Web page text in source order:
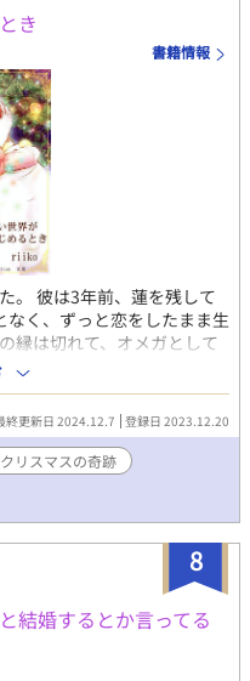
とになり、 そのおいしさ
賛するほどのものであっ
の進行が進んでいることを
なる。 その討伐遠征の無事
めに遠征に持っていくため
感情を抑えきれなくなった
る。 しかしそのキスが事件
手に自分の婚約者と語るエ
誘拐されてしまった。 御城
もの時間をかけてしまい、
スは部下に責められ、そこ
づく。 御城が目覚めてか
独占欲を発動し、 御城を自
。 果たして、御城は聖なる
のか？ そして御城とヴァニ
編完結済みです。 呼んで
譚や本編で回収しきれてい
定です。 どうぞよろしくお
でも投稿しております。
き
書籍情報
。 彼は3年前、蓮を残して
く、ずっと恋をしたまま生
縁は切れて、オメガとして
発情期もあるはずだが、そ
に現在進行形で恋をし続け
トクリスマスになると知っ
降ったら、もしも雪なら……
日、過去に振った運命の番
スマスまで、自分の体を自
からのあなたの未来を決
てあげて」と。 蓮は不思議
、中身がまるで変わってい
の物語。よくある題材で
お楽しみいただけたら幸い
に描いていただきま
・。 性描写が入るシーン
ご注意くださいませ。
終更新日 2024.12.7 登録日 2023.12.20
クリスマスの奇跡
8
結婚するとか言ってる